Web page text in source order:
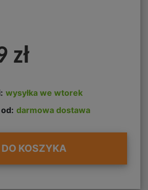
zł
wysyłka we wtorek
darmowa dostawa
DO KOSZYKA